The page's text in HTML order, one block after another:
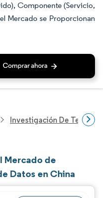
Componente (Servicio,
Mercado se Proporcionan
Investigación De
Mercado de
Datos en China